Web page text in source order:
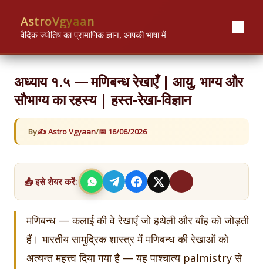
content
AstroVgyaan
वैदिक ज्योतिष का प्रामाणिक ज्ञान, आपकी भाषा में
अध्याय १.५ — मणिबन्ध रेखाएँ | आयु, भाग्य और
सौभाग्य का रहस्य | हस्त-रेखा-विज्ञान
By Astro Vgyaan/ 16/06/2026
📤 इसे शेयर करें:
मणिबन्ध — कलाई की वे रेखाएँ जो हथेली और बाँह को जोड़ती
हैं। भारतीय सामुद्रिक शास्त्र में मणिबन्ध की रेखाओं को
अत्यन्त महत्त्व दिया गया है — यह पाश्चात्य palmistry से